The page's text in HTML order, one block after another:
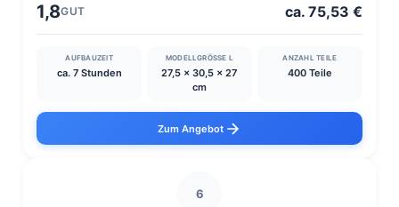
1,8GUT ca. 75,53 €
AUFBAUZEIT
ca. 7 Stunden
MODELLGRÖSSE L
27,5 x 30,5 x 27
cm
ANZAHL TEILE
400 Teile
Zum Angebot
6